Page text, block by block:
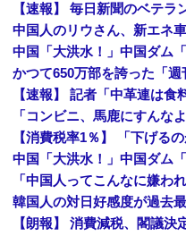
【朗報】 消費減税、閣議決